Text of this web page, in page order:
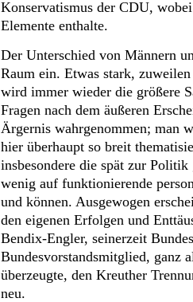
Konservatismus der CDU,
Elemente enthalte.
Der Unterschied von Männern
Raum ein. Etwas stark,
wird immer wieder die größere
Fragen nach dem äußeren
Ärgernis wahrgenommen; man
hier überhaupt so breit
insbesondere die spät zur
wenig auf funktionierende
und können. Ausgewogen
den eigenen Erfolgen und
Bendix-Engler, seinerzeit
Bundesvorstandsmitglied, ganz
überzeugte, den Kreuther
neu.